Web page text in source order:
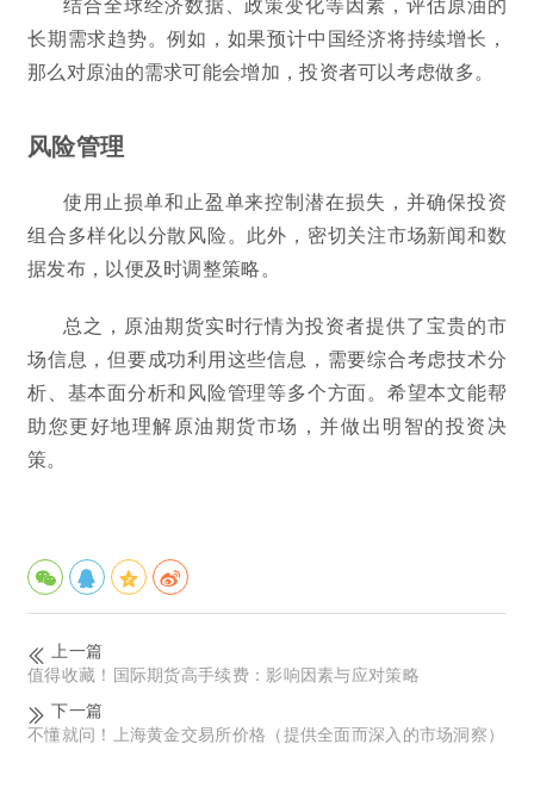
长期需求趋势。例如，如果预计中国经济将持续增长，
那么对原油的需求可能会增加，投资者可以考虑做多。
风险管理
使用止损单和止盈单来控制潜在损失，并确保投资
组合多样化以分散风险。此外，密切关注市场新闻和数
据发布，以便及时调整策略。
总之，原油期货实时行情为投资者提供了宝贵的市
场信息，但要成功利用这些信息，需要综合考虑技术分
析、基本面分析和风险管理等多个方面。希望本文能帮
助您更好地理解原油期货市场，并做出明智的投资决
策。
上一篇
值得收藏！国际期货高手续费：影响因素与应对策略
下一篇
不懂就问！上海黄金交易所价格（提供全面而深入的市场洞察）